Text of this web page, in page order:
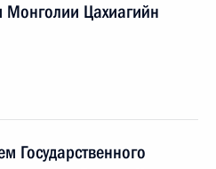
Монголии Цахиагийн
Государственного